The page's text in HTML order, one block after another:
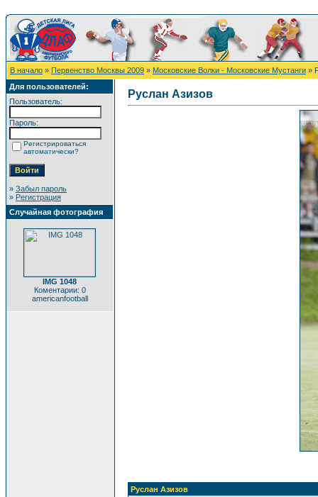
В начало » Первенство Москвы 2009 » Московские Волки - Московские Мустанги »
Для пользователей:
Пользователь:
Пароль:
Регистрироваться
автоматически?
» Забыл пароль
» Регистрация
Случайная фотография
IMG 1048
Коментарии: 0
americanfootball
Руслан Азизов
Руслан Азизов